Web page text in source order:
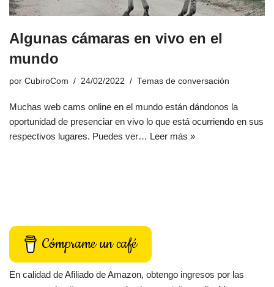
Algunas cámaras en vivo en el
mundo
por CubiroCom 24/02/2022 Temas de conversación
Muchas web cams online en el mundo están dándonos la
oportunidad de presenciar en vivo lo que está ocurriendo en sus
respectivos lugares. Puedes ver… Leer más »
Cómprame un café
En calidad de Afiliado de Amazon, obtengo ingresos por las